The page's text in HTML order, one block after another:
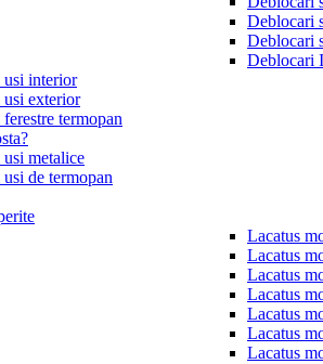
Deblocari
Deblocari
Deblocari
interior
exterior
termopan
metalice
de termopan
Lacatus
Lacatus
Lacatus
Lacatus
Lacatus
Lacatus
Lacatus